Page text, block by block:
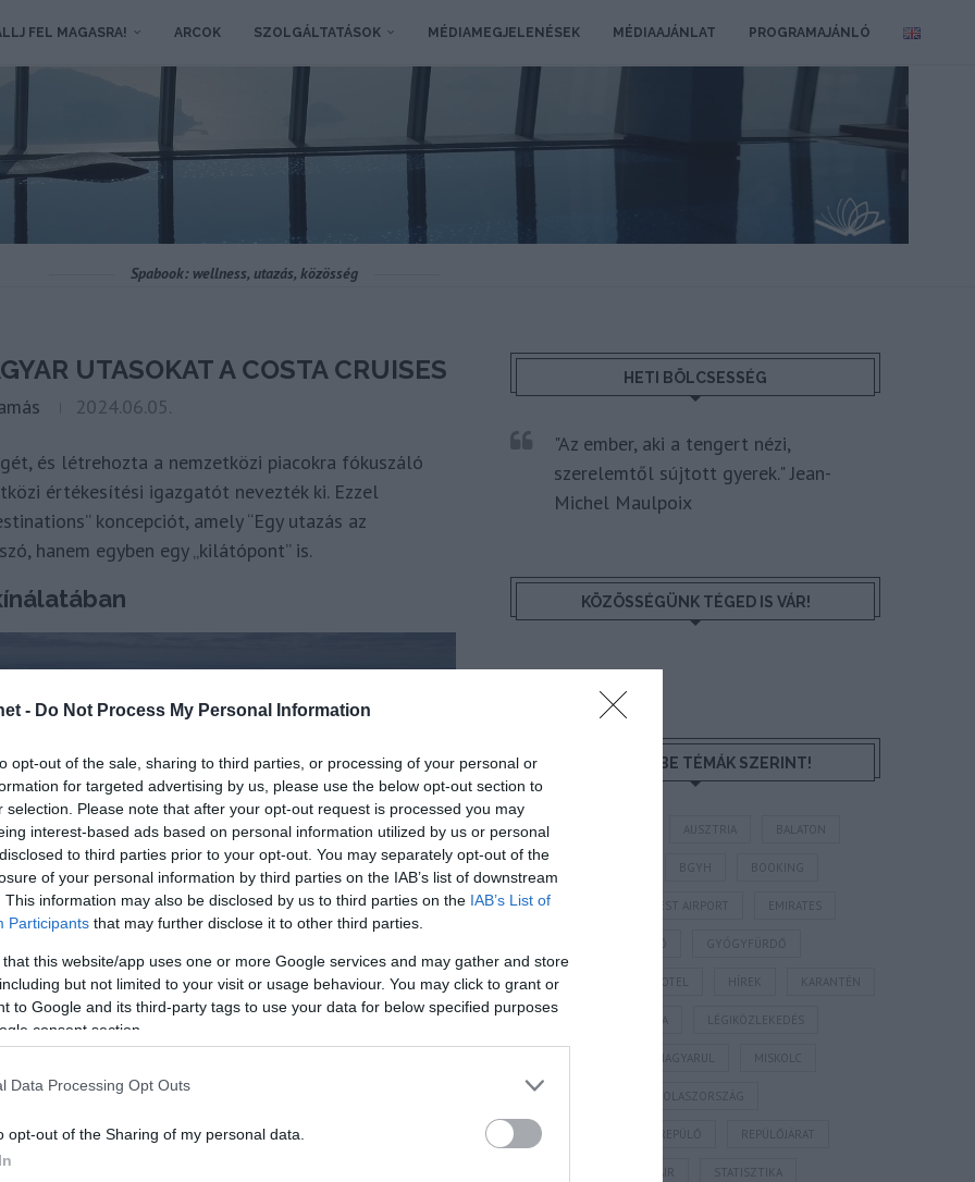
- Do Not Process My Personal Information
opt-out of the sale, sharing to third parties, or processing of your personal or
for targeted advertising by us, please use the below opt-out section to
selection. Please note that after your opt-out request is processed you may
interest-based ads based on personal information utilized by us or personal
to third parties prior to your opt-out. You may separately opt-out of the
of your personal information by third parties on the IAB’s list of downstream
This information may also be disclosed by us to third parties on the IAB’s List of
Participants that may further disclose it to other third parties.
that this website/app uses one or more Google services and may gather and store
but not limited to your visit or usage behaviour. You may click to grant or
to Google and its third-party tags to use your data for below specified purposes
consent section.
Data Processing Opt Outs
opt-out of the Sharing of my personal data.
FEL MAGASRA! ARCOK SZOLGÁLTATÁSOK MÉDIAMEGJELENÉSEK MÉDIAAJÁNLAT PROGRAMAJÁNLÓ
Spabook: wellness, utazás, közösség
UTASOKAT A COSTA CRUISES
2024.06.05.
és létrehozta a nemzetközi piacokra fókuszáló
értékesítési igazgatót nevezték ki. Ezzel
koncepciót, amely “Egy utazás az
hanem egyben egy „kilátópont” is.
csoportunkhoz , kövess TikTok
HETI BÖLCSESSÉG
"Az ember, aki a tengert nézi,
szerelemtől sújtott gyerek." Jean-
Michel Maulpoix
KÖZÖSSÉGÜNK TÉGED IS VÁR!
NÉZZ KÖRBE TÉMÁK SZERINT!
AIRBNB AUSZTRIA BALATON
BGYH BOOKING
BUDAPEST BUDAPEST AIRPORT EMIRATES
GYÓGYFÜRDŐ
HORVÁTORSZÁG HOTEL HÍREK KARANTÉN
KÍNA LÉGIKÖZLEKEDÉS
MAGYARUL MISKOLC
MTÜ OLASZORSZÁG
PROGRAMAJÁNLÓ REPÜLŐ REPÜLŐJÁRAT
RYANAIR STATISZTIKA